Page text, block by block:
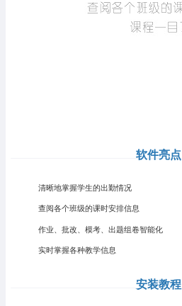
软件亮点
清晰地掌握学生的出勤情况
查阅各个班级的课时安排信息
作业、批改、模考、出题组卷智能化
实时掌握各种教学信息
安装教程